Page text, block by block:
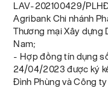
LAV-202100429/
Agribank Chi nhánh
Thương mại Xây dựng
Nam;
- Hợp đồng tín dụng
24/04/2023 được ký
Đình Phùng và Công